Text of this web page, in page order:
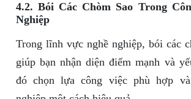
4.2. Bói Các Chòm Sao Trong
Nghiệp
Trong lĩnh vực nghề nghiệp, bói các
giúp bạn nhận diện điểm mạnh và
đó chọn lựa công việc phù hợp